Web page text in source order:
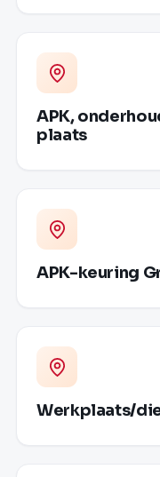
APK,
plaats
APK-keuring
Werkplaats/